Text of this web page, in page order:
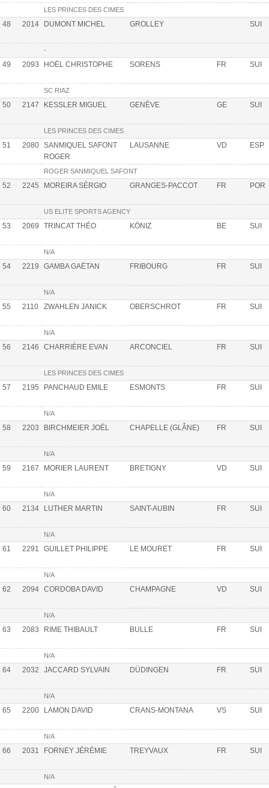
LES PRINCES DES CIMES
48 2014 DUMONT MICHEL GROLLEY SUI
-
49 2093 HOËL CHRISTOPHE SORENS FR SUI
SC RIAZ
50 2147 KESSLER MIGUEL GENÈVE GE SUI
LES PRINCES DES CIMES
51 2080 SANMIQUEL SAFONT
ROGER
LAUSANNE VD ESP
ROGER SANMIQUEL SAFONT
52 2245 MOREIRA SÉRGIO GRANGES-PACCOT FR POR
US ELITE SPORTS AGENCY
53 2069 TRINCAT THÉO KÖNIZ BE SUI
N/A
54 2219 GAMBA GAËTAN FRIBOURG FR SUI
N/A
55 2110 ZWAHLEN JANICK OBERSCHROT FR SUI
N/A
56 2146 CHARRIÈRE EVAN ARCONCIEL FR SUI
LES PRINCES DES CIMES
57 2195 PANCHAUD EMILE ESMONTS FR SUI
N/A
58 2203 BIRCHMEIER JOËL CHAPELLE (GLÂNE) FR SUI
N/A
59 2167 MORIER LAURENT BRETIGNY VD SUI
N/A
60 2134 LUTHER MARTIN SAINT-AUBIN FR SUI
N/A
61 2291 GUILLET PHILIPPE LE MOURET FR SUI
N/A
62 2094 CORDOBA DAVID CHAMPAGNE VD SUI
N/A
63 2083 RIME THIBAULT BULLE FR SUI
N/A
64 2032 JACCARD SYLVAIN DÜDINGEN FR SUI
N/A
65 2200 LAMON DAVID CRANS-MONTANA VS SUI
N/A
66 2031 FORNEY JÉRÉMIE TREYVAUX FR SUI
N/A